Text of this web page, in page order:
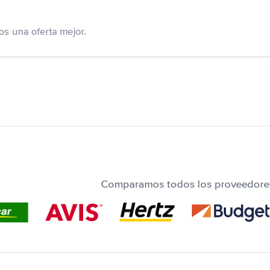
una oferta mejor.
Comparamos todos los